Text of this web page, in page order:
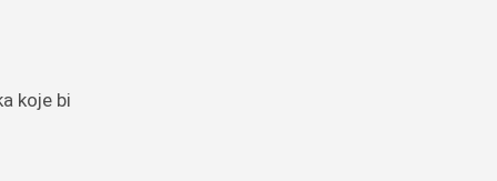
koje bi